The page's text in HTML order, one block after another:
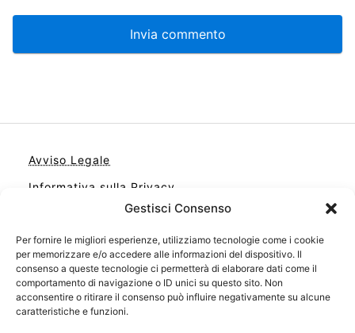
Gestisci Consenso
Per fornire le migliori esperienze, utilizziamo tecnologie come i cookie
per memorizzare e/o accedere alle informazioni del dispositivo. Il
consenso a queste tecnologie ci permetterà di elaborare dati come il
comportamento di navigazione o ID unici su questo sito. Non
acconsentire o ritirare il consenso può influire negativamente su alcune
caratteristiche e funzioni.
Avviso Legale
Informativa sulla Privacy
Contatto
Cookie Policy (UE)